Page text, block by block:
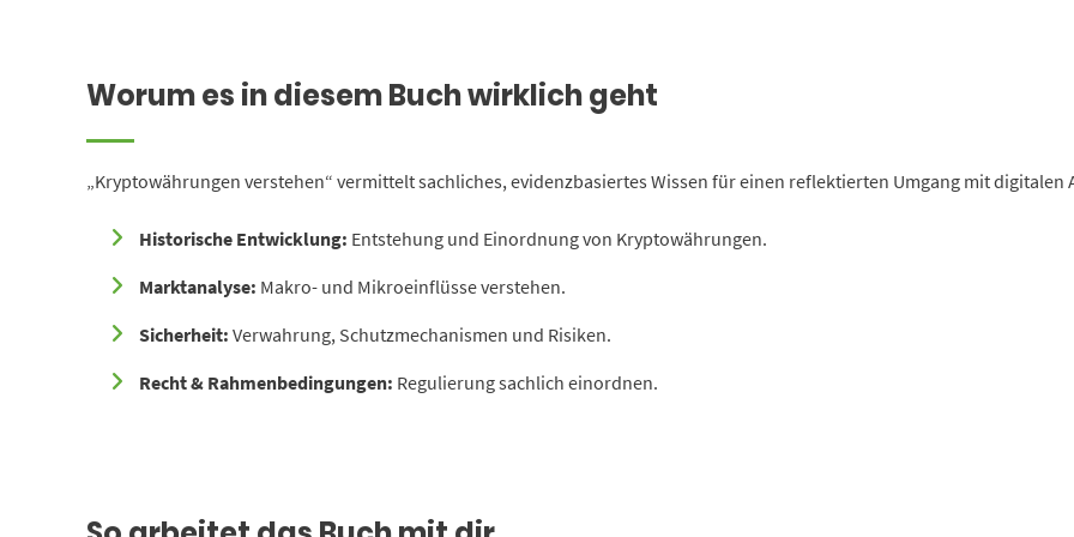
Worum es in diesem Buch wirklich geht
„Kryptowährungen verstehen“ vermittelt sachliches, evidenzbasiertes Wissen für einen reflektierten Umgang mit digitalen
Historische Entwicklung: Entstehung und Einordnung von Kryptowährungen.
Marktanalyse: Makro- und Mikroeinflüsse verstehen.
Sicherheit: Verwahrung, Schutzmechanismen und Risiken.
Recht & Rahmenbedingungen: Regulierung sachlich einordnen.